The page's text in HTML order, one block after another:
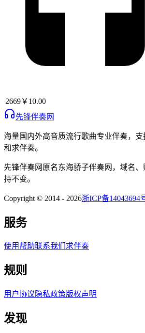
2669￥10.00
先锋伴奏网
海量国内外高音质流行歌曲专业伴奏，
和求伴奏。
先锋伴奏网 原名东海骄子伴奏网 ，域名
持不变。
Copyright © 2014 - 2026浙ICP备14043694
服务
使用帮助联系我们 求伴奏
规则
用户协议 隐私政策版权声明
发现